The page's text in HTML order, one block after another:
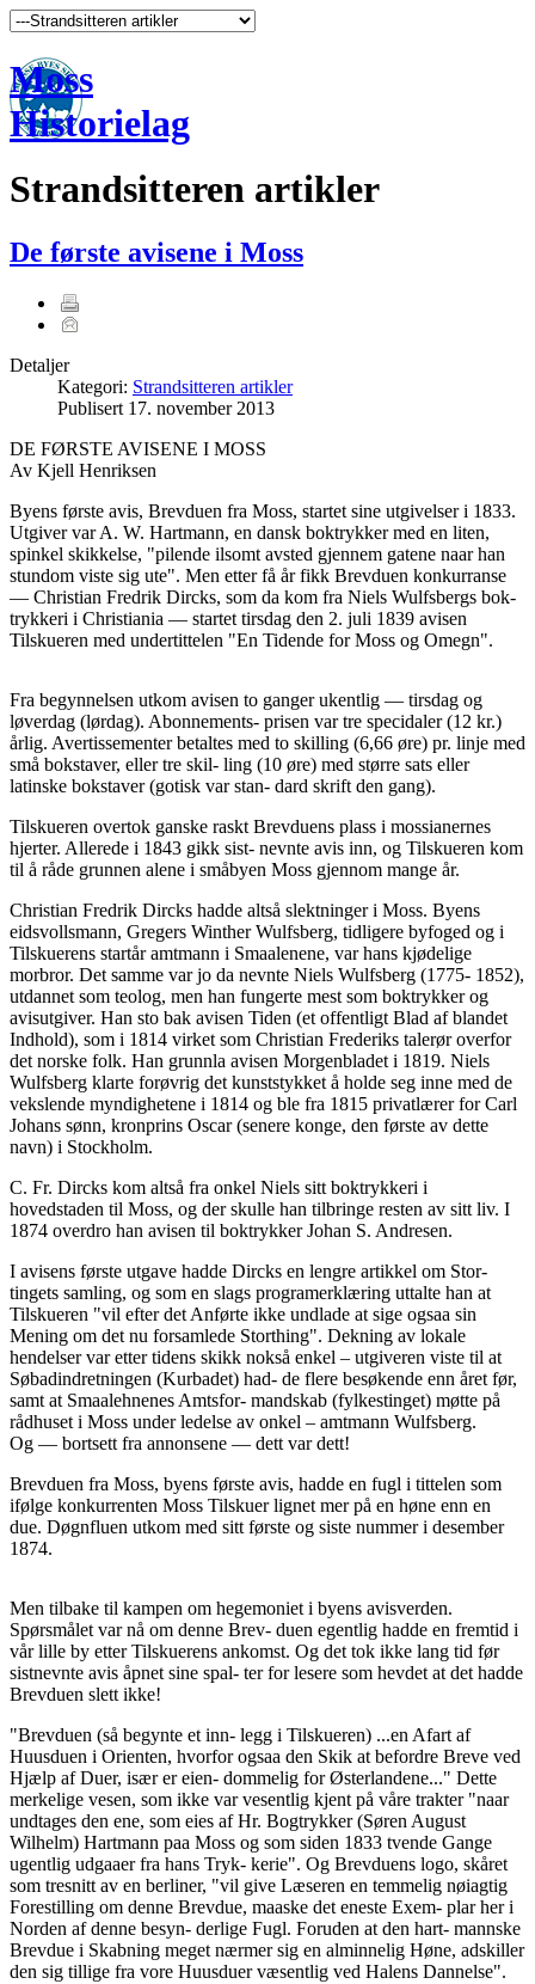
Moss
Historielag
Strandsitteren artikler
De første avisene i Moss
Detaljer
Kategori: Strandsitteren artikler
Publisert 17. november 2013
DE FØRSTE AVISENE I MOSS
Av Kjell Henriksen
Byens første avis, Brevduen fra Moss, startet sine utgivelser i 1833.
Utgiver var A. W. Hartmann, en dansk boktrykker med en liten,
spinkel skikkelse, "pilende ilsomt avsted gjennem gatene naar han
stundom viste sig ute". Men etter få år fikk Brevduen konkurranse
— Christian Fredrik Dircks, som da kom fra Niels Wulfsbergs bok-
trykkeri i Christiania — startet tirsdag den 2. juli 1839 avisen
Tilskueren med undertittelen "En Tidende for Moss og Omegn".
Fra begynnelsen utkom avisen to ganger ukentlig — tirsdag og
løverdag (lørdag). Abonnements- prisen var tre specidaler (12 kr.)
årlig. Avertissementer betaltes med to skilling (6,66 øre) pr. linje med
små bokstaver, eller tre skil- ling (10 øre) med større sats eller
latinske bokstaver (gotisk var stan- dard skrift den gang).
Tilskueren overtok ganske raskt Brevduens plass i mossianernes
hjerter. Allerede i 1843 gikk sist- nevnte avis inn, og Tilskueren kom
til å råde grunnen alene i småbyen Moss gjennom mange år.
Christian Fredrik Dircks hadde altså slektninger i Moss. Byens
eidsvollsmann, Gregers Winther Wulfsberg, tidligere byfoged og i
Tilskuerens startår amtmann i Smaalenene, var hans kjødelige
morbror. Det samme var jo da nevnte Niels Wulfsberg (1775- 1852),
utdannet som teolog, men han fungerte mest som boktrykker og
avisutgiver. Han sto bak avisen Tiden (et offentligt Blad af blandet
Indhold), som i 1814 virket som Christian Frederiks talerør overfor
det norske folk. Han grunnla avisen Morgenbladet i 1819. Niels
Wulfsberg klarte forøvrig det kunststykket å holde seg inne med de
vekslende myndighetene i 1814 og ble fra 1815 privatlærer for Carl
Johans sønn, kronprins Oscar (senere konge, den første av dette
navn) i Stockholm.
C. Fr. Dircks kom altså fra onkel Niels sitt boktrykkeri i
hovedstaden til Moss, og der skulle han tilbringe resten av sitt liv. I
1874 overdro han avisen til boktrykker Johan S. Andresen.
I avisens første utgave hadde Dircks en lengre artikkel om Stor-
tingets samling, og som en slags programerklæring uttalte han at
Tilskueren "vil efter det Anførte ikke undlade at sige ogsaa sin
Mening om det nu forsamlede Storthing". Dekning av lokale
hendelser var etter tidens skikk nokså enkel – utgiveren viste til at
Søbadindretningen (Kurbadet) had- de flere besøkende enn året før,
samt at Smaalehnenes Amtsfor- mandskab (fylkestinget) møtte på
rådhuset i Moss under ledelse av onkel – amtmann Wulfsberg.
Og — bortsett fra annonsene — dett var dett!
Brevduen fra Moss, byens første avis, hadde en fugl i tittelen som
ifølge konkurrenten Moss Tilskuer lignet mer på en høne enn en
due. Døgnfluen utkom med sitt første og siste nummer i desember
1874.
Men tilbake til kampen om hegemoniet i byens avisverden.
Spørsmålet var nå om denne Brev- duen egentlig hadde en fremtid i
vår lille by etter Tilskuerens ankomst. Og det tok ikke lang tid før
sistnevnte avis åpnet sine spal- ter for lesere som hevdet at det hadde
Brevduen slett ikke!
"Brevduen (så begynte et inn- legg i Tilskueren) ...en Afart af
Huusduen i Orienten, hvorfor ogsaa den Skik at befordre Breve ved
Hjælp af Duer, især er eien- dommelig for Østerlandene..." Dette
merkelige vesen, som ikke var vesentlig kjent på våre trakter "naar
undtages den ene, som eies af Hr. Bogtrykker (Søren August
Wilhelm) Hartmann paa Moss og som siden 1833 tvende Gange
ugentlig udgaaer fra hans Tryk- kerie". Og Brevduens logo, skåret
som tresnitt av en berliner, "vil give Læseren en temmelig nøiagtig
Forestilling om denne Brevdue, maaske det eneste Exem- plar her i
Norden af denne besyn- derlige Fugl. Foruden at den hart- mannske
Brevdue i Skabning meget nærmer sig en alminnelig Høne, adskiller
den sig tillige fra vore Huusduer væsentlig ved Halens Dannelse".